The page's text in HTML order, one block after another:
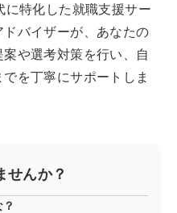
に特化した就職支援サー
バイザーが、あなたの
や選考対策を行い、自
を丁寧にサポートしま
せんか？